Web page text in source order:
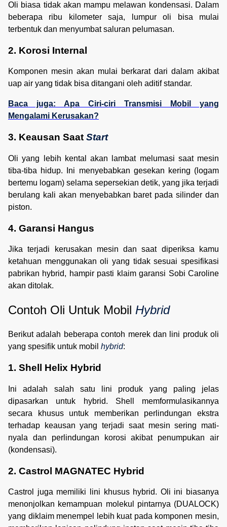
Oli biasa tidak akan mampu melawan kondensasi. Dalam
beberapa ribu kilometer saja, lumpur oli bisa mulai
terbentuk dan menyumbat saluran pelumasan.
2. Korosi Internal
Komponen mesin akan mulai berkarat dari dalam akibat
uap air yang tidak bisa ditangani oleh aditif standar.
Baca juga: Apa Ciri-ciri Transmisi Mobil yang
Mengalami Kerusakan?
3. Keausan Saat Start
Oli yang lebih kental akan lambat melumasi saat mesin
tiba-tiba hidup. Ini menyebabkan gesekan kering (logam
bertemu logam) selama sepersekian detik, yang jika terjadi
berulang kali akan menyebabkan baret pada silinder dan
piston.
4. Garansi Hangus
Jika terjadi kerusakan mesin dan saat diperiksa kamu
ketahuan menggunakan oli yang tidak sesuai spesifikasi
pabrikan hybrid, hampir pasti klaim garansi Sobi Caroline
akan ditolak.
Contoh Oli Untuk Mobil Hybrid
Berikut adalah beberapa contoh merek dan lini produk oli
yang spesifik untuk mobil hybrid:
1. Shell Helix Hybrid
Ini adalah salah satu lini produk yang paling jelas
dipasarkan untuk hybrid. Shell memformulasikannya
secara khusus untuk memberikan perlindungan ekstra
terhadap keausan yang terjadi saat mesin sering mati-
nyala dan perlindungan korosi akibat penumpukan air
(kondensasi).
2. Castrol MAGNATEC Hybrid
Castrol juga memiliki lini khusus hybrid. Oli ini biasanya
menonjolkan kemampuan molekul pintarnya (DUALOCK)
yang diklaim menempel lebih kuat pada komponen mesin,